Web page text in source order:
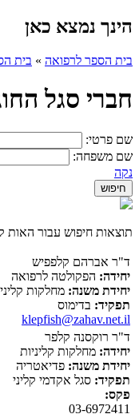
הינך נמצא כאן
בית הספר לרפואה » בית
חברי סגל
שם פרטי:
שם משפחה:
נקה
תוצאות חיפוש עבור האות
ד"ר אברהם קלפפיש
יחידה: הפקולטה לרפואה
יחידת משנה: מחלקות
תפקיד: בדימוס
klepfish@zahav.net.il
ד"ר רוקסנה קלפר
יחידה: מחלקות קליניות
יחידת משנה: פדיאטריה
תפקיד: סגל אקדמי קליני
פקס:
03-6972411